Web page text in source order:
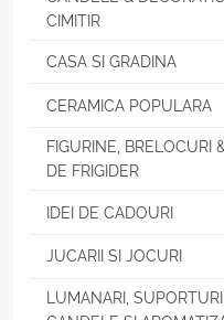
CIMITIR
CASA SI GRADINA
CERAMICA POPULARA
FIGURINE, BRELOCURI
DE FRIGIDER
IDEI DE CADOURI
JUCARII SI JOCURI
LUMANARI,